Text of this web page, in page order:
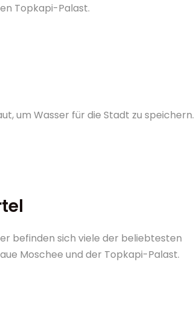
Topkapi-Palast.
um Wasser für die Stadt zu speichern.
befinden sich viele der beliebtesten
Moschee und der Topkapi-Palast.